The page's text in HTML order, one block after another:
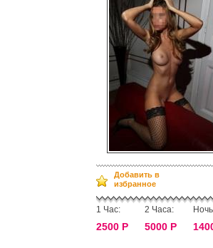
Добавить в
избранное
1 Час:
2500 Р
2 Часа:
5000 Р